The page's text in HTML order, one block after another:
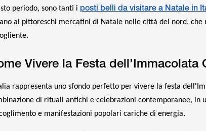
periodo, sono tanti i posti belli da visitare a Natale in
ai pittoreschi mercatini di Natale nelle città del nord, che
Vivere la Festa dell’Immacolata
rappresenta uno sfondo perfetto per vivere la festa
di rituali antichi e celebrazioni contemporanee, in
e manifestazioni popolari cariche di energia.